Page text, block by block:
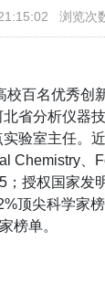
浏览次
百名优秀
省分析仪器
验室主任。
授权国家发
顶尖科学家
榜单。